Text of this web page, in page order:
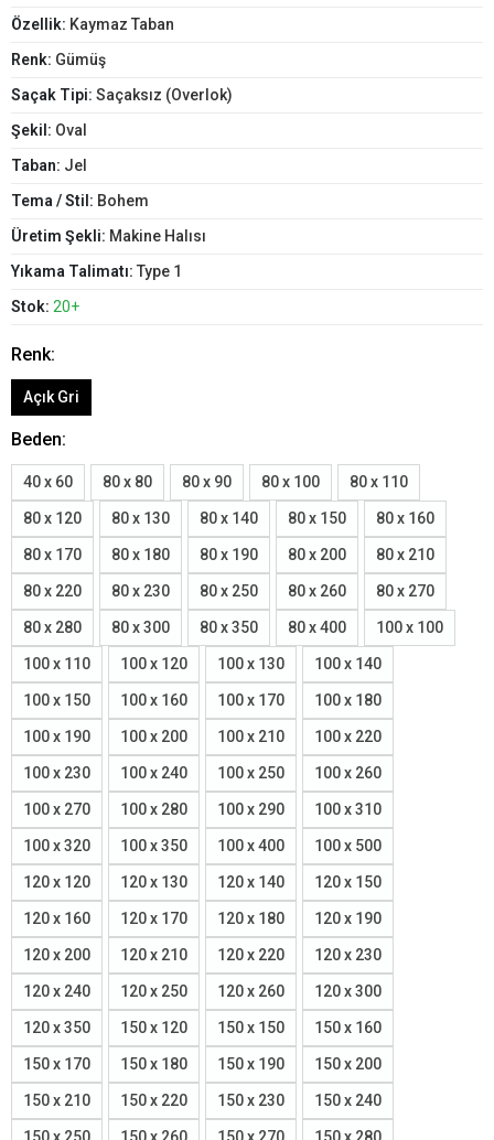
Özellik: Kaymaz Taban
Renk: Gümüş
Saçak Tipi: Saçaksız (Overlok)
Şekil: Oval
Taban: Jel
Tema / Stil: Bohem
Üretim Şekli: Makine Halısı
Yıkama Talimatı: Type 1
Stok: 20+
Renk:
Açık Gri
Beden:
40 x 60 80 x 80 80 x 90 80 x 100 80 x 110
80 x 120 80 x 130 80 x 140 80 x 150 80 x 160
80 x 170 80 x 180 80 x 190 80 x 200 80 x 210
80 x 220 80 x 230 80 x 250 80 x 260 80 x 270
80 x 280 80 x 300 80 x 350 80 x 400 100 x 100
100 x 110 100 x 120 100 x 130 100 x 140
100 x 150 100 x 160 100 x 170 100 x 180
100 x 190 100 x 200 100 x 210 100 x 220
100 x 230 100 x 240 100 x 250 100 x 260
100 x 270 100 x 280 100 x 290 100 x 310
100 x 320 100 x 350 100 x 400 100 x 500
120 x 120 120 x 130 120 x 140 120 x 150
120 x 160 120 x 170 120 x 180 120 x 190
120 x 200 120 x 210 120 x 220 120 x 230
120 x 240 120 x 250 120 x 260 120 x 300
120 x 350 150 x 120 150 x 150 150 x 160
150 x 170 150 x 180 150 x 190 150 x 200
150 x 210 150 x 220 150 x 230 150 x 240
150 x 250 150 x 260 150 x 270 150 x 280